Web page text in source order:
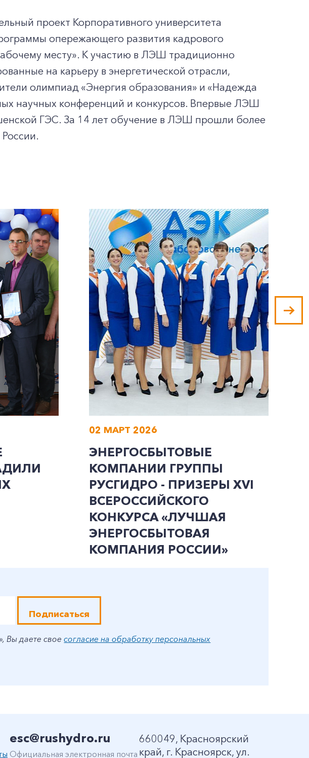
проект Корпоративного университета
опережающего развития кадрового
месту». К участию в ЛЭШ традиционно
на карьеру в энергетической отрасли,
олимпиад «Энергия образования» и «Надежда
научных конференций и конкурсов. Впервые ЛЭШ
ГЭС. За 14 лет обучение в ЛЭШ прошли более
02 МАРТ 2026
ЭНЕРГОСБЫТОВЫЕ
КОМПАНИИ ГРУППЫ
РУСГИДРО - ПРИЗЕРЫ ХVI
ВСЕРОССИЙСКОГО
КОНКУРСА «ЛУЧШАЯ
ЭНЕРГОСБЫТОВАЯ
КОМПАНИЯ РОССИИ»
Подписаться
Вы даете своесогласие на обработку персональных
esc@rushydro.ru
Официальная электронная почта
660049, Красноярский
край, г. Красноярск, ул.